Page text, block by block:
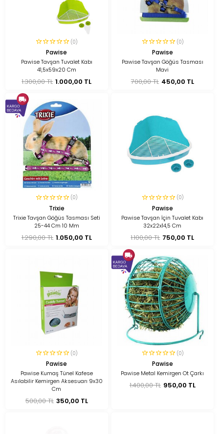
(0)
Pawise
Pawise Tavşan Tuvalet Kabı
41,5x59x20 Cm
1.300,00 TL 1.000,00 TL
(0)
Pawise
Pawise Tavşan Göğüs Tasması
Mavi
700,00 TL 450,00 TL
(0)
Trixie
Trixie Tavşan Göğüs Tasması Seti
25-44 Cm 10 Mm
1.290,00 TL 1.050,00 TL
(0)
Pawise
Pawise Tavşan İçin Tuvalet Kabı
32x22x14,5 Cm
1.100,00 TL 750,00 TL
(0)
Pawise
Pawise Kumaş Tünel Kafese
Asılabilir Kemirgen Aksesuarı 9x30
Cm
500,00 TL 350,00 TL
(0)
Pawise
Pawise Metal Kemirgen Ot Çarkı
1.400,00 TL 950,00 TL